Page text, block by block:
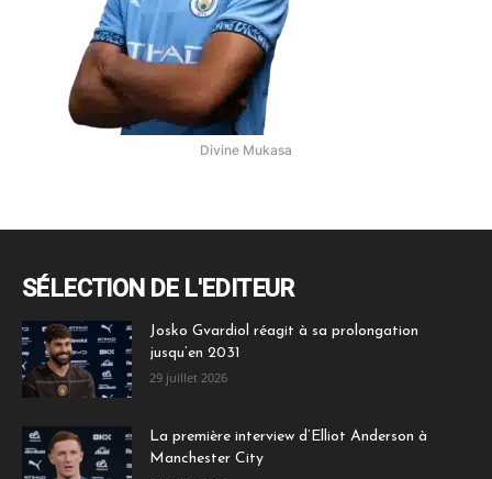
Divine Mukasa
SÉLECTION DE L'EDITEUR
Josko Gvardiol réagit à sa prolongation
jusqu’en 2031
29 juillet 2026
La première interview d’Elliot Anderson à
Manchester City